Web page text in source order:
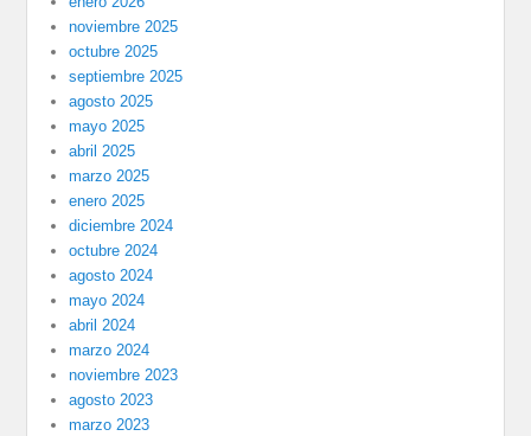
noviembre 2025
octubre 2025
septiembre 2025
agosto 2025
mayo 2025
abril 2025
marzo 2025
enero 2025
diciembre 2024
octubre 2024
agosto 2024
mayo 2024
abril 2024
marzo 2024
noviembre 2023
agosto 2023
marzo 2023